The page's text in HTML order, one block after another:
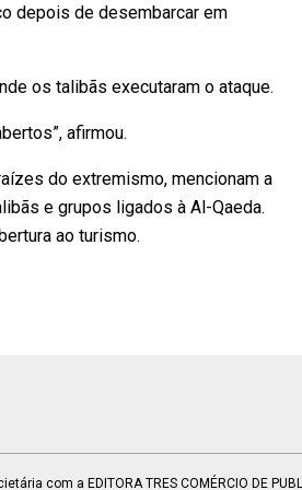
depois de desembarcar em
os talibãs executaram o ataque.
afirmou.
do extremismo, mencionam a
e grupos ligados à Al-Qaeda.
ao turismo.
com a EDITORA TRES COMÉRCIO DE